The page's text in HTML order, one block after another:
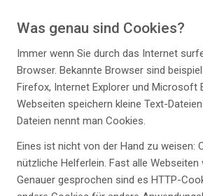
Was genau sind Cookies?
Immer wenn Sie durch das Internet
Browser. Bekannte Browser sind
Firefox, Internet Explorer und Microsoft
Webseiten speichern kleine Text-
Dateien nennt man Cookies.
Eines ist nicht von der Hand zu weisen:
nützliche Helferlein. Fast alle Webseiten
Genauer gesprochen sind es HTTP-